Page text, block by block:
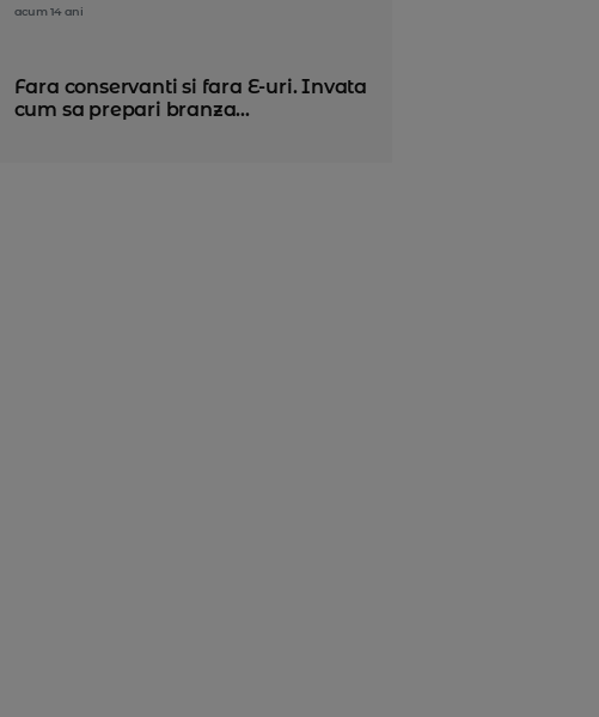
acum 14 ani
Fara conservanti si fara E-uri. Invata
cum sa prepari branza...